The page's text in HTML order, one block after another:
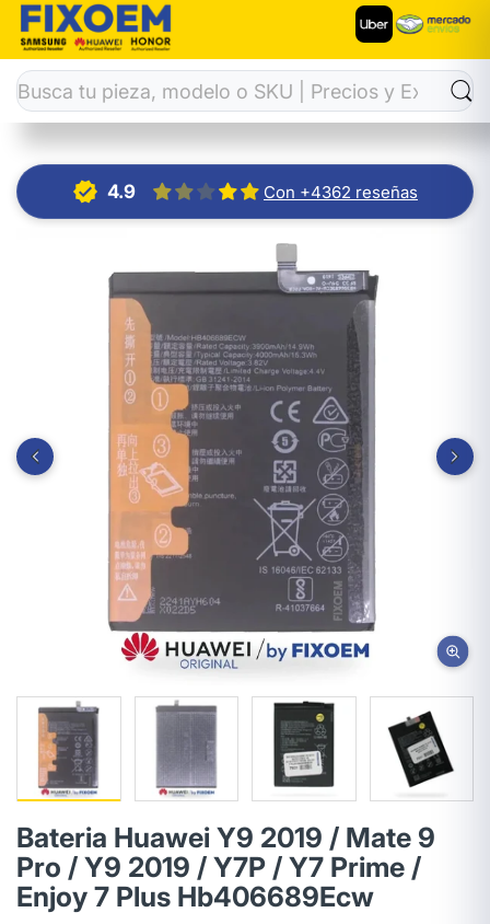
Inicio Baterías Bateria Huawei Y9 2019 / Mate 9 Pro / Y9
4.9 Con +4362 reseñas
Bateria Huawei Y9 2019 / Mate 9
Pro / Y9 2019 / Y7P / Y7 Prime /
Enjoy 7 Plus Hb406689Ecw